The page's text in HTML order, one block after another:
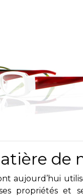
de
aujourd’hui
propriétés et